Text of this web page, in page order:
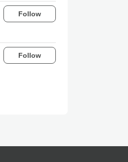
Follow
Follow